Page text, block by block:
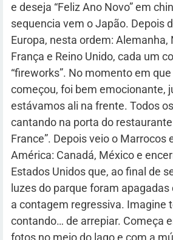
e deseja “Feliz Ano Novo” em
sequencia vem o Japão. Depois
Europa, nesta ordem: Alemanha,
França e Reino Unido, cada um
“fireworks”. No momento em
começou, foi bem emocionante,
estávamos ali na frente. Todos
cantando na porta do restaurante
France”. Depois veio o Marrocos
América: Canadá, México e
Estados Unidos que, ao final de
luzes do parque foram
a contagem regressiva. Imagine
contando… de arrepiar. Começa
fotos no meio do lago e com a